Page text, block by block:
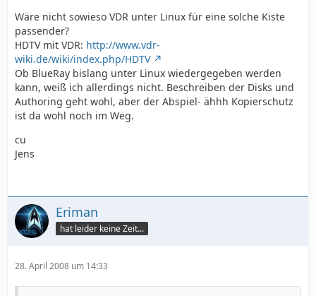
Wäre nicht sowieso VDR unter Linux für eine solche Kiste
passender?
HDTV mit VDR: http://www.vdr-
wiki.de/wiki/index.php/HDTV
Ob BlueRay bislang unter Linux wiedergegeben werden
kann, weiß ich allerdings nicht. Beschreiben der Disks und
Authoring geht wohl, aber der Abspiel- ähhh Kopierschutz
ist da wohl noch im Weg.
cu
Jens
Eriman
hat leider keine Zeit...
28. April 2008 um 14:33